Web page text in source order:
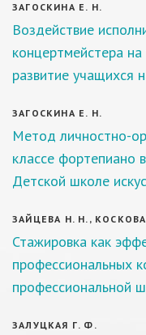
ЗАГОСКИНА Е. Н.
Воздействие
концертмейстера
развитие учащихся
ЗАГОСКИНА Е. Н.
Метод личностно-
классе фортепиано
Детской школе
ЗАЙЦЕВА Н. Н., КОСКОВА
Стажировка как
профессиональных
профессиональной
ЗАЛУЦКАЯ Г. Ф.